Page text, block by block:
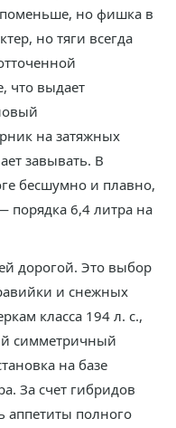
но фишка в
но тяги всегда
что выдает
на затяжных
завывать. В
бесшумно и плавно,
порядка 6,4 литра на
дорогой. Это выбор
и снежных
класса 194 л. с.,
симметричный
на базе
За счет гибридов
аппетиты полного